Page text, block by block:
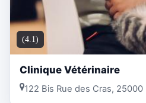
(4.1)
Clinique Vétérinaire
122 Bis Rue des Cras,